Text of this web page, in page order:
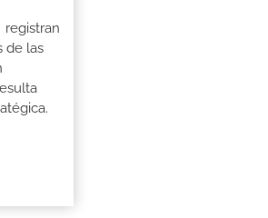
registran
de las